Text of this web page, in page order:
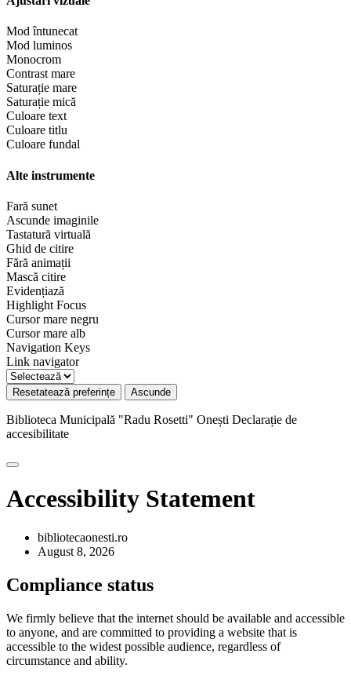
Mod întunecat
Mod luminos
Monocrom
Contrast mare
Saturație mare
Saturație mică
Culoare text
Culoare titlu
Culoare fundal
Alte instrumente
Fară sunet
Ascunde imaginile
Tastatură virtuală
Ghid de citire
Fără animații
Mască citire
Evidențiază
Highlight Focus
Cursor mare negru
Cursor mare alb
Navigation Keys
Link navigator
Resetatează preferințe Ascunde
Biblioteca Municipală "Radu Rosetti" Onești Declarație de
accesibilitate
Accessibility Statement
bibliotecaonesti.ro
August 8, 2026
Compliance status
We firmly believe that the internet should be available and accessible
to anyone, and are committed to providing a website that is
accessible to the widest possible audience, regardless of
circumstance and ability.